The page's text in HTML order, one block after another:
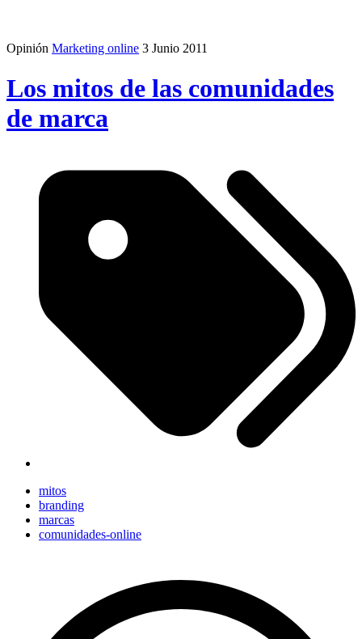
Opinión Marketing online 3 Junio 2011
Los mitos de las comunidades
de marca
mitos
branding
marcas
comunidades-online